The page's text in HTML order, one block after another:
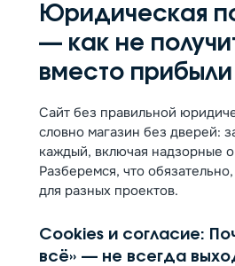
Юридическая
— как не
вместо прибыли
Сайт без правильной
словно магазин без дверей:
каждый, включая надзорные
Разберемся, что
для разных проектов.
Сookies и согласие:
всё» — не всегда